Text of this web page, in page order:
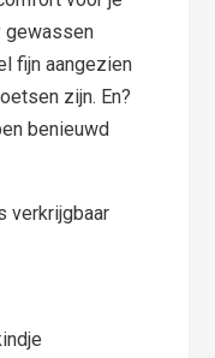
gewassen
fijn aangezien
zijn. En?
benieuwd
verkrijgbaar